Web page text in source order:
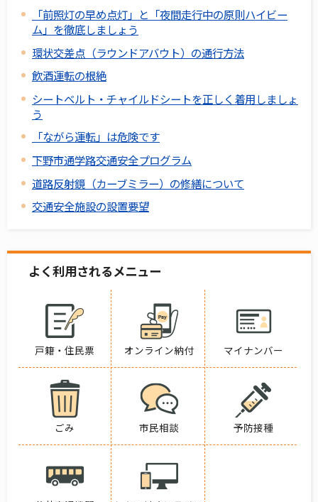
「前照灯の早め点灯」と「夜間走行中の原則ハイビー
ム」を徹底しましょう
環状交差点（ラウンドアバウト）の通行方法
飲酒運転の根絶
シートベルト・チャイルドシートを正しく着用しましょ
う
「ながら運転」は危険です
下野市通学路交通安全プログラム
道路反射鏡（カーブミラー）の修繕について
交通安全施設の設置要望
よく利用されるメニュー
戸籍・住民票 オンライン納付 マイナンバー
ごみ 市民相談 予防接種